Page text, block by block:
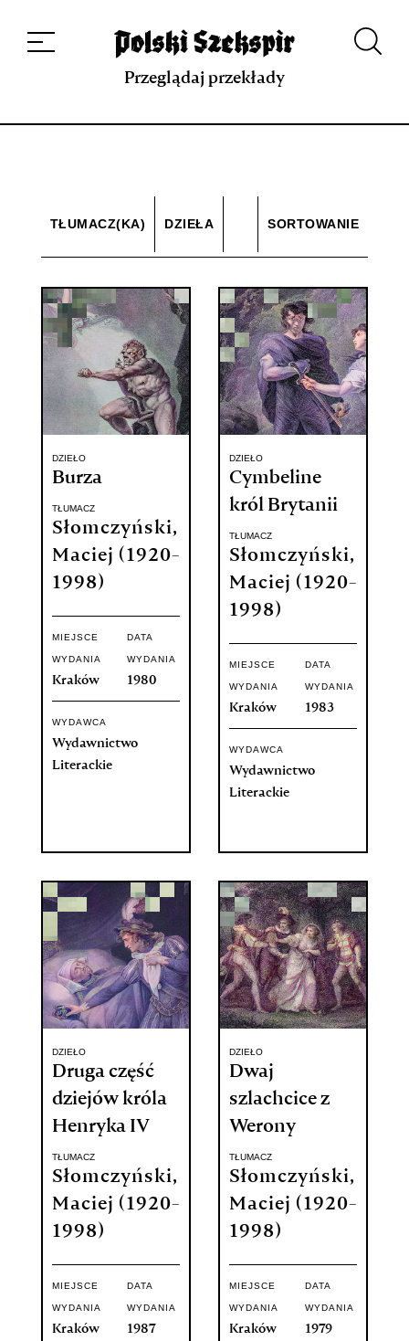
projekcie
Kontakt Indeks strony Aplikacja
Repozytorium XIX w.
Przeglądaj przekłady
TŁUMACZ(KA) DZIEŁA SORTOWANIE
DZIEŁO
Burza
TŁUMACZ
Słomczyński,
Maciej (1920-
1998)
MIEJSCE
WYDANIA
Kraków
DATA
WYDANIA
1980
WYDAWCA
Wydawnictwo
Literackie
DZIEŁO
Cymbeline
król Brytanii
TŁUMACZ
Słomczyński,
Maciej (1920-
1998)
MIEJSCE
WYDANIA
Kraków
DATA
WYDANIA
1983
WYDAWCA
Wydawnictwo
Literackie
DZIEŁO
Druga część
dziejów króla
Henryka IV
TŁUMACZ
Słomczyński,
Maciej (1920-
1998)
MIEJSCE
WYDANIA
Kraków
DATA
WYDANIA
1987
DZIEŁO
Dwaj
szlachcice z
Werony
TŁUMACZ
Słomczyński,
Maciej (1920-
1998)
MIEJSCE
WYDANIA
Kraków
DATA
WYDANIA
1979